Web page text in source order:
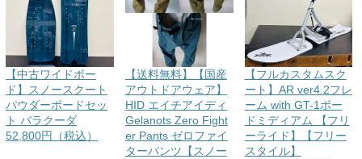
【中古ワイドボー
ド】スノースクート
パウダーボードセッ
ト バラクーダ
52,800円（税込）
【送料無料】【国産
アウトドアウェア】
HID エイチアイディ
Gelanots Zero Fight
er Pants ゼロファイ
ターパンツ【スノー
【フルカスタムスク
ート】AR ver4.2フレ
ーム with GT-1ボー
ドミディアム 【フリ
ーライド】【フリー
スタイル】